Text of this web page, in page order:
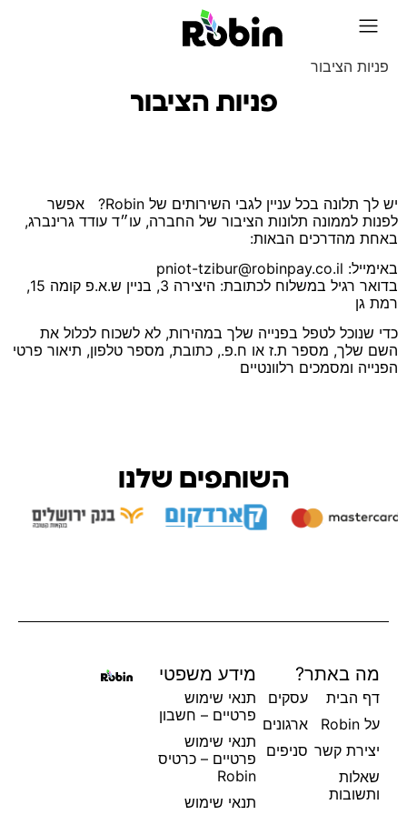
פניות הציבור
פניות הציבור
יש לך תלונה בכל עניין לגבי השירותים של Robin? אפשר
לפנות לממונה תלונות הציבור של החברה, עו״ד עודד גרינברג,
באחת מהדרכים הבאות:
באימייל: pniot-tzibur@robinpay.co.il
בדואר רגיל במשלוח לכתובת: היצירה 3, בניין ש.א.פ קומה 15,
רמת גן
כדי שנוכל לטפל בפנייה שלך במהירות, לא לשכוח לכלול את
השם שלך, מספר ת.ז או ח.פ., כתובת, מספר טלפון, תיאור פרטי
הפנייה ומסמכים רלוונטיים
השותפים שלנו
מה באתר?
דף הבית
על Robin
יצירת קשר
שאלות
ותשובות
עסקים
ארגונים
סניפים
מידע משפטי
תנאי שימוש
פרטיים – חשבון
תנאי שימוש
פרטיים – כרטיס
Robin
תנאי שימוש